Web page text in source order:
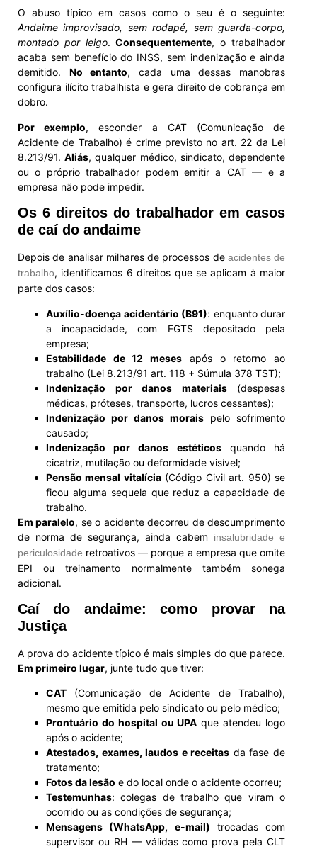
O abuso típico em casos como o seu é o seguinte:
Andaime improvisado, sem rodapé, sem guarda-corpo,
montado por leigo.Consequentemente, o trabalhador
acaba sem benefício do INSS, sem indenização e ainda
demitido. No entanto, cada uma dessas manobras
configura ilícito trabalhista e gera direito de cobrança em
dobro.
Por exemplo, esconder a CAT (Comunicação de
Acidente de Trabalho) é crime previsto no art. 22 da Lei
8.213/91.Aliás, qualquer médico, sindicato, dependente
ou o próprio trabalhador podem emitir a CAT — e a
empresa não pode impedir.
Os 6 direitos do trabalhador em casos
de caí do andaime
Depois de analisar milhares de processos de acidentes de
trabalho, identificamos 6 direitos que se aplicam à maior
parte dos casos:
Auxílio-doença acidentário (B91): enquanto durar
a incapacidade, com FGTS depositado pela
empresa;
Estabilidade de 12 meses após o retorno ao
trabalho (Lei 8.213/91 art. 118 + Súmula 378 TST);
Indenização por danos materiais(despesas
médicas, próteses, transporte, lucros cessantes);
Indenização por danos morais pelo sofrimento
causado;
Indenização por danos estéticosquando há
cicatriz, mutilação ou deformidade visível;
Pensão mensal vitalícia(Código Civil art. 950) se
ficou alguma sequela que reduz a capacidade de
trabalho.
Em paralelo, se o acidente decorreu de descumprimento
de norma de segurança, ainda cabem insalubridade e
periculosidade retroativos — porque a empresa que omite
EPI ou treinamento normalmente também sonega
adicional.
Caí do andaime: como provar na
Justiça
A prova do acidente típico é mais simples do que parece.
Em primeiro lugar, junte tudo que tiver:
CAT (Comunicação de Acidente de Trabalho),
mesmo que emitida pelo sindicato ou pelo médico;
Prontuário do hospital ou UPA que atendeu logo
após o acidente;
Atestados, exames, laudos e receitas da fase de
tratamento;
Fotos da lesão e do local onde o acidente ocorreu;
Testemunhas: colegas de trabalho que viram o
ocorrido ou as condições de segurança;
Mensagens (WhatsApp, e-mail) trocadas com
supervisor ou RH — válidas como prova pela CLT